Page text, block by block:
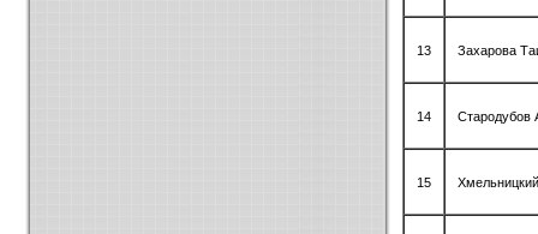
13 Захарова
14 Стародубов
15